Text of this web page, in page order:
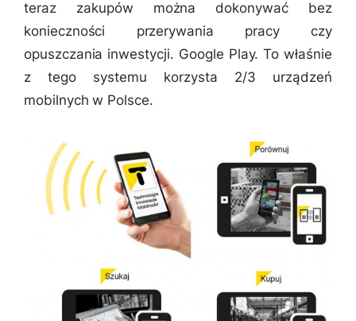
teraz zakupów można dokonywać bez
konieczności przerywania pracy czy
opuszczania inwestycji. Google Play. To właśnie
z tego systemu korzysta 2/3 urządzeń
mobilnych w Polsce.